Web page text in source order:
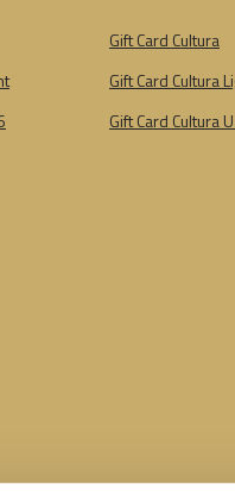
Gift Card Cultura
Gift Card Cultura
Gift Card Cultura